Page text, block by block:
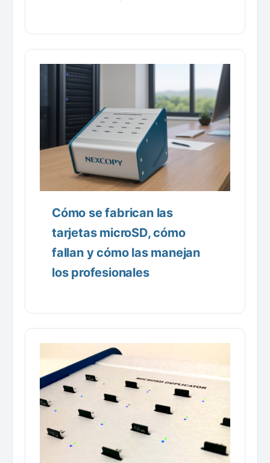
Cómo se fabrican las
tarjetas microSD, cómo
fallan y cómo las manejan
los profesionales